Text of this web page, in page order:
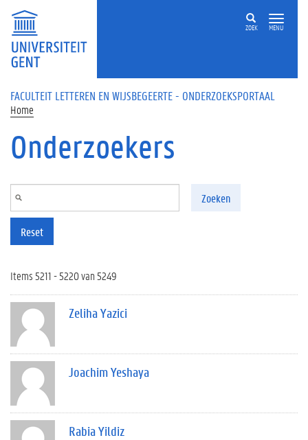
Overslaan en naar de inhoud gaan
ZOEK MENU
FACULTEIT LETTEREN EN WIJSBEGEERTE - ONDERZOEKSPORTAAL
Home
Onderzoekers
Zoeken
Reset
Items 5211 - 5220 van 5249
Zeliha Yazici
Joachim Yeshaya
Rabia Yildiz